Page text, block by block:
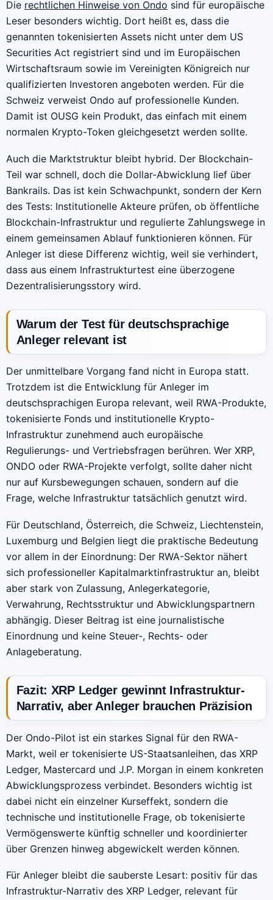
Die rechtlichen Hinweise von Ondo sind für europäische
Leser besonders wichtig. Dort heißt es, dass die
genannten tokenisierten Assets nicht unter dem US
Securities Act registriert sind und im Europäischen
Wirtschaftsraum sowie im Vereinigten Königreich nur
qualifizierten Investoren angeboten werden. Für die
Schweiz verweist Ondo auf professionelle Kunden.
Damit ist OUSG kein Produkt, das einfach mit einem
normalen Krypto-Token gleichgesetzt werden sollte.
Auch die Marktstruktur bleibt hybrid. Der Blockchain-
Teil war schnell, doch die Dollar-Abwicklung lief über
Bankrails. Das ist kein Schwachpunkt, sondern der Kern
des Tests: Institutionelle Akteure prüfen, ob öffentliche
Blockchain-Infrastruktur und regulierte Zahlungswege in
einem gemeinsamen Ablauf funktionieren können. Für
Anleger ist diese Differenz wichtig, weil sie verhindert,
dass aus einem Infrastrukturtest eine überzogene
Dezentralisierungsstory wird.
Warum der Test für deutschsprachige
Anleger relevant ist
Der unmittelbare Vorgang fand nicht in Europa statt.
Trotzdem ist die Entwicklung für Anleger im
deutschsprachigen Europa relevant, weil RWA-Produkte,
tokenisierte Fonds und institutionelle Krypto-
Infrastruktur zunehmend auch europäische
Regulierungs- und Vertriebsfragen berühren. Wer XRP,
ONDO oder RWA-Projekte verfolgt, sollte daher nicht
nur auf Kursbewegungen schauen, sondern auf die
Frage, welche Infrastruktur tatsächlich genutzt wird.
Für Deutschland, Österreich, die Schweiz, Liechtenstein,
Luxemburg und Belgien liegt die praktische Bedeutung
vor allem in der Einordnung: Der RWA-Sektor nähert
sich professioneller Kapitalmarktinfrastruktur an, bleibt
aber stark von Zulassung, Anlegerkategorie,
Verwahrung, Rechtsstruktur und Abwicklungspartnern
abhängig. Dieser Beitrag ist eine journalistische
Einordnung und keine Steuer-, Rechts- oder
Anlageberatung.
Fazit: XRP Ledger gewinnt Infrastruktur-
Narrativ, aber Anleger brauchen Präzision
Der Ondo-Pilot ist ein starkes Signal für den RWA-
Markt, weil er tokenisierte US-Staatsanleihen, das XRP
Ledger, Mastercard und J.P. Morgan in einem konkreten
Abwicklungsprozess verbindet. Besonders wichtig ist
dabei nicht ein einzelner Kurseffekt, sondern die
technische und institutionelle Frage, ob tokenisierte
Vermögenswerte künftig schneller und koordinierter
über Grenzen hinweg abgewickelt werden können.
Für Anleger bleibt die sauberste Lesart: positiv für das
Infrastruktur-Narrativ des XRP Ledger, relevant für